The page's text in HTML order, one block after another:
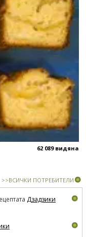
62 089 видяна
>>ВСИЧКИ ПОТРЕБИТЕЛИ
Дзадзики